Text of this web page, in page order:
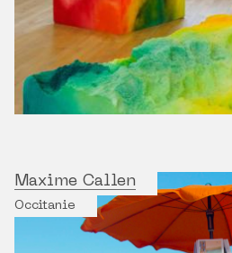
Maxime Callen
Occitanie